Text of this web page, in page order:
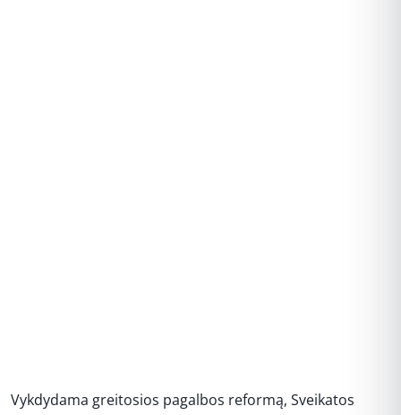
Vykdydama greitosios pagalbos reformą, Sveikatos